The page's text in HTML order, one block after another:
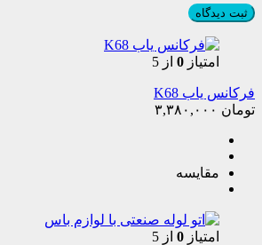
امتیاز 0 از 5
فرکانس یاب K68
تومان
مقایسه
امتیاز 0 از 5